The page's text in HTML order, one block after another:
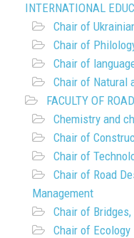
INTERNATIONAL
Chair of
Chair of
Chair of
Chair of Natural
FACULTY OF
Chemistry and
Chair of
Chair of
Chair of Road
Management
Chair of
Chair of Ecology